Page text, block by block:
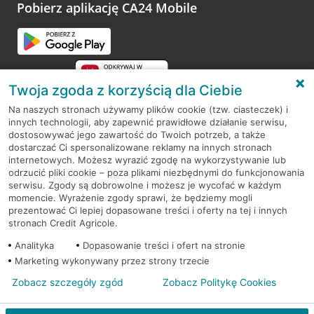
opinie.
Pobierz aplikację CA24 Mobile
RODO
Regulamin serwisu
Mapa serwisu
PolitykaCookies
© 2026 Credit Agricole Bank Polska S.A. Wszelkie prawa zastrzeżone
Twoja zgoda z korzyścią dla Ciebie
Na naszych stronach używamy plików cookie (tzw. ciasteczek) i
innych technologii, aby zapewnić prawidłowe działanie serwisu,
dostosowywać jego zawartość do Twoich potrzeb, a także
dostarczać Ci spersonalizowane reklamy na innych stronach
internetowych. Możesz wyrazić zgodę na wykorzystywanie lub
odrzucić pliki cookie – poza plikami niezbędnymi do funkcjonowania
serwisu. Zgody są dobrowolne i możesz je wycofać w każdym
momencie. Wyrażenie zgody sprawi, że będziemy mogli
prezentować Ci lepiej dopasowane treści i oferty na tej i innych
stronach Credit Agricole.
Analityka
Dopasowanie treści i ofert na stronie
Marketing wykonywany przez strony trzecie
Zobacz szczegóły zgód Zobacz Politykę Cookies